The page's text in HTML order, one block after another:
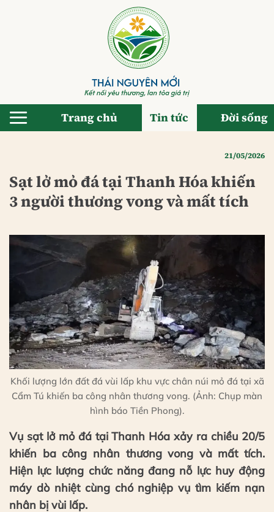
Trang chủ Tin tức Đời sống
21/05/2026
Sạt lở mỏ đá tại Thanh Hóa khiến
3 người thương vong và mất tích
Khối lượng lớn đất đá vùi lấp khu vực chân núi mỏ đá tại xã
Cẩm Tú khiến ba công nhân thương vong. (Ảnh: Chụp màn
hình báo Tiền Phong).
Vụ sạt lở mỏ đá tại Thanh Hóa xảy ra chiều 20/5
khiến ba công nhân thương vong và mất tích.
Hiện lực lượng chức năng đang nỗ lực huy động
máy dò nhiệt cùng chó nghiệp vụ tìm kiếm nạn
nhân bị vùi lấp.